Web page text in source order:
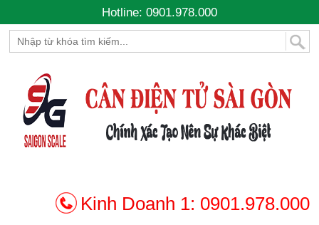
Hotline: 0901.978.000
Kinh Doanh 1: 0901.978.000